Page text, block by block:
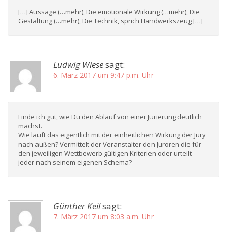
[…] Aussage (…mehr), Die emotionale Wirkung (…mehr), Die
Gestaltung (…mehr), Die Technik, sprich Handwerkszeug […]
Ludwig Wiesesagt:
6. März 2017 um 9:47 p.m. Uhr
Finde ich gut, wie Du den Ablauf von einer Jurierung deutlich
machst.
Wie läuft das eigentlich mit der einheitlichen Wirkung der Jury
nach außen? Vermittelt der Veranstalter den Juroren die für
den jeweiligen Wettbewerb gültigen Kriterien oder urteilt
jeder nach seinem eigenen Schema?
Günther Keilsagt:
7. März 2017 um 8:03 a.m. Uhr